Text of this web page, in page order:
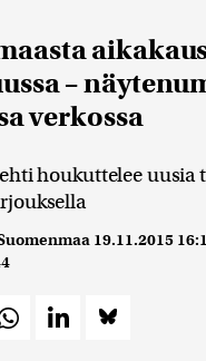
–
verkossa
houkuttelee uusia
19.11.2015